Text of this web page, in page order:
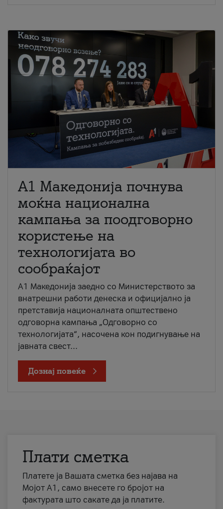
A1 Македонија почнува
моќна национална
кампања за поодговорно
користење на
технологијата во
сообраќајот
A1 Македонија заедно со Министерството за
внатрешни работи денеска и официјално ја
претставија националната општествено
одговорна кампања „Одговорно со
технологијата“, насочена кон подигнување на
јавната свест...
Дознај повеќе
Плати сметка
Платете ја Вашата сметка без најава на
Мојот А1, само внесете го бројот на
фактурата што сакате да ја платите.